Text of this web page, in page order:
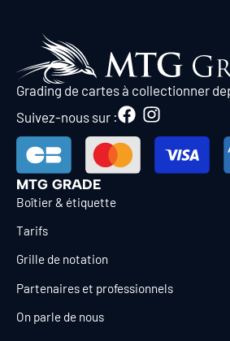
Grading de cartes à collectionner
Suivez-nous sur :
MTG GRADE
Boîtier & étiquette
Tarifs
Grille de notation
Partenaires et professionnels
On parle de nous